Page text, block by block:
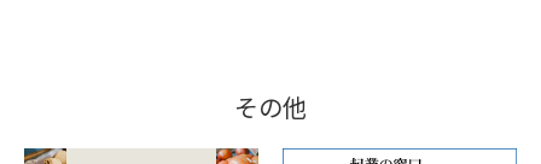
その他